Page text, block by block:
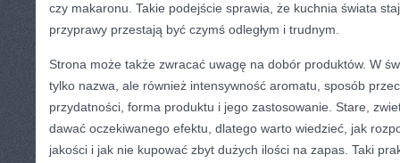
czy makaronu. Takie podejście sprawia, że kuchnia świata
przyprawy przestają być czymś odległym i trudnym.
Strona może także zwracać uwagę na dobór produktów. W
tylko nazwa, ale również intensywność aromatu, sposób
przydatności, forma produktu i jego zastosowanie. Stare,
dawać oczekiwanego efektu, dlatego warto wiedzieć, jak
jakości i jak nie kupować zbyt dużych ilości na zapas. Taki